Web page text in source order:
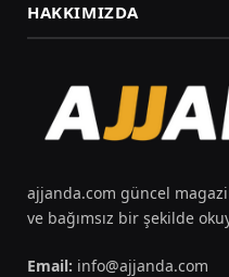
HAKKIMIZDA
ajjanda.com güncel
ve bağımsız bir şekilde
Email: info@ajjanda.com